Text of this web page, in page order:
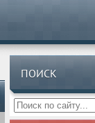
ПОИСК